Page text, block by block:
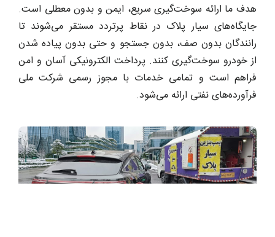
هدف ما ارائه سوخت‌گیری سریع، ایمن و بدون معطلی است.
جایگاه‌های سیار پلاک در نقاط پرتردد مستقر می‌شوند تا
رانندگان بدون صف، بدون جستجو و حتی بدون پیاده شدن
از خودرو سوخت‌گیری کنند. پرداخت الکترونیکی آسان و امن
فراهم است و تمامی خدمات با مجوز رسمی شرکت ملی
فرآورده‌های نفتی ارائه می‌شود.